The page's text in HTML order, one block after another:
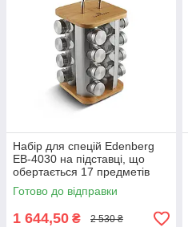
Набір для спецій Edenberg
EB-4030 на підставці, що
обертається 17 предметів
(Квадратна)
Готово до відправки
1 644,50 ₴ 2 530 ₴